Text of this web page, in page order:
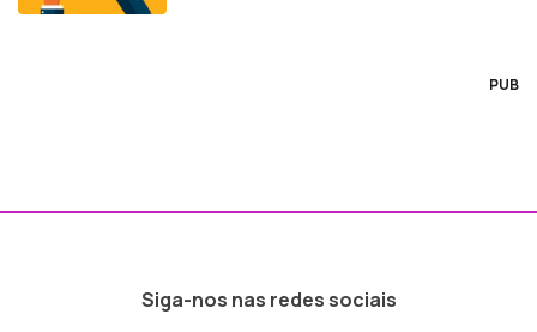
PUB
Siga-nos nas redes sociais